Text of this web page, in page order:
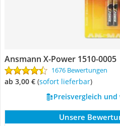
Ansmann X-Power 1510-0005
1676 Bewertungen
ab 3,00 € ( Sofort lieferbar)
Preisvergleich
Unsere